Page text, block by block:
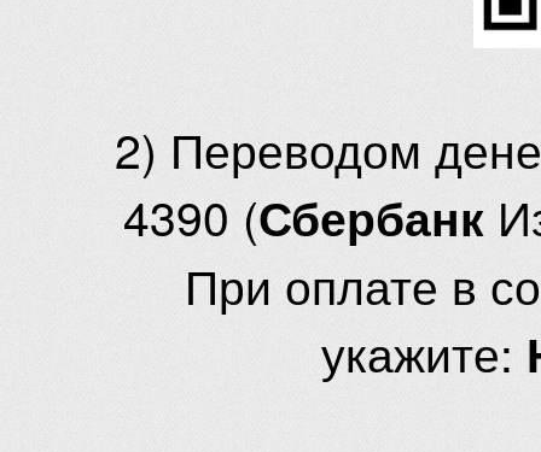
2) Переводом
4390 (Сбербанк
При оплате в
укажите: